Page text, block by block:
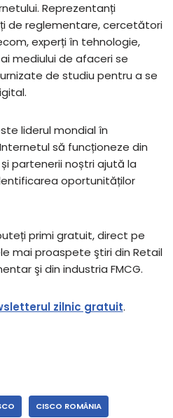
Reprezentanți
de reglementare, cercetători
experți în tehnologie,
mediului de afaceri se
de studiu pentru a se
liderul mondial în
să funcționeze din
partenerii noștri ajută la
oportunităților
primi gratuit, direct pe
mai proaspete ştiri din Retail
şi din industria FMCG.
zilnic gratuit.
CISCO ROMÂNIA